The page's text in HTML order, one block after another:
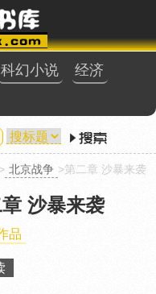
科幻小说
经济
> 北京战争 >第二章 沙暴来袭
沙暴来袭
品